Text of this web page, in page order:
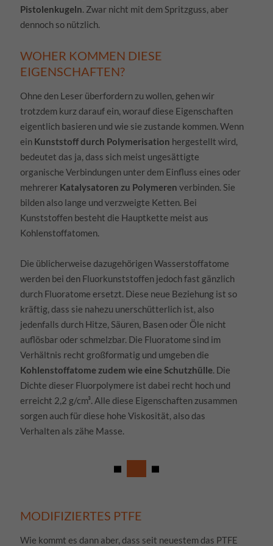
Pistolenkugeln. Zwar nicht mit dem Spritzguss, aber
dennoch so nützlich.
WOHER KOMMEN DIESE
EIGENSCHAFTEN?
Ohne den Leser überfordern zu wollen, gehen wir
trotzdem kurz darauf ein, worauf diese Eigenschaften
eigentlich basieren und wie sie zustande kommen. Wenn
ein Kunststoff durch Polymerisation hergestellt wird,
bedeutet das ja, dass sich meist ungesättigte
organische Verbindungen unter dem Einfluss eines oder
mehrerer Katalysatoren zu Polymeren verbinden. Sie
bilden also lange und verzweigte Ketten. Bei
Kunststoffen besteht die Hauptkette meist aus
Kohlenstoffatomen.
Die üblicherweise dazugehörigen Wasserstoffatome
werden bei den Fluorkunststoffen jedoch fast gänzlich
durch Fluoratome ersetzt. Diese neue Beziehung ist so
kräftig, dass sie nahezu unerschütterlich ist, also
jedenfalls durch Hitze, Säuren, Basen oder Öle nicht
auflösbar oder schmelzbar. Die Fluoratome sind im
Verhältnis recht großformatig und umgeben die
Kohlenstoffatome zudem wie eine Schutzhülle. Die
Dichte dieser Fluorpolymere ist dabei recht hoch und
erreicht 2,2 g/cm³. Alle diese Eigenschaften zusammen
sorgen auch für diese hohe Viskosität, also das
Verhalten als zähe Masse.
MODIFIZIERTES PTFE
Wie kommt es dann aber, dass seit neuestem das PTFE
Wenn Sie unter 16 Jahre alt sind und Ihre Zustimmung zu
freiwilligen Diensten geben möchten, müssen Sie Ihre
Personenbezogene Daten können verarbeitet werden (z. B. IP-
Adressen), z. B. für personalisierte Anzeigen und Inhalte oder
Verwendung Ihrer Daten finden Sie in unserer
Datenschutzerklärung.
Hier finden Sie eine Übersicht über alle verwendeten Cookies. Sie
können Ihre Einwilligung zu ganzen Kategorien geben oder sich
weitere Informationen anzeigen lassen und so nur bestimmte
Cookies auswählen.
Alle akzeptieren Speichern
Datenschutzeinstellungen
Essenziell (1)
Essenzielle Cookies ermöglichen grundlegende Funktionen und sind für die
einwandfreie Funktion der Website erforderlich.
Cookie-Informationen anzeigen
Datenschutzerklärung